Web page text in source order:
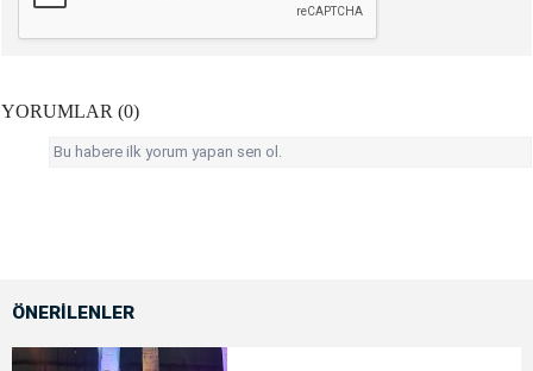
YORUMLAR (0)
Bu habere ilk yorum yapan sen ol.
ÖNERİLENLER